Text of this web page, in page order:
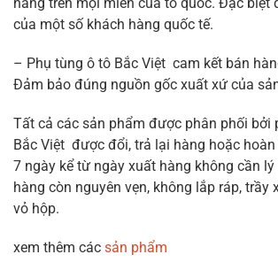
của một số khách hàng quốc tế.
– Phụ tùng ô tô Bắc Việt cam kết bán
Đảm bảo đúng nguồn gốc xuất xứ của
Tất cả các sản phẩm được phân phối bởi
Bắc Việt được đổi, trả lại hàng hoặc
7 ngày kể từ ngày xuất hàng không cần
hàng còn nguyên vẹn, không lắp ráp, trầy
vỏ hộp.
xem thêm các sản phẩm